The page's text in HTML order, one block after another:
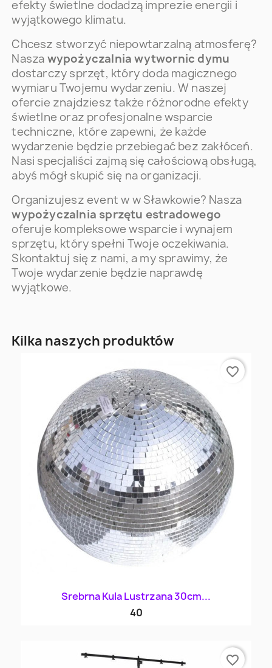
efekty świetlne dodadzą imprezie energii i
wyjątkowego klimatu.
Chcesz stworzyć niepowtarzalną atmosferę?
Nasza wypożyczalnia wytwornic dymu
dostarczy sprzęt, który doda magicznego
wymiaru Twojemu wydarzeniu. W naszej
ofercie znajdziesz także różnorodne efekty
świetlne oraz profesjonalne wsparcie
techniczne, które zapewni, że każde
wydarzenie będzie przebiegać bez zakłóceń.
Nasi specjaliści zajmą się całościową obsługą,
abyś mógł skupić się na organizacji.
Organizujesz event w w Sławkowie? Nasza
wypożyczalnia sprzętu estradowego
oferuje kompleksowe wsparcie i wynajem
sprzętu, który spełni Twoje oczekiwania.
Skontaktuj się z nami, a my sprawimy, że
Twoje wydarzenie będzie naprawdę
wyjątkowe.
Kilka naszych produktów
Srebrna Kula Lustrzana 30cm...
40
favorite_border
favorite_border